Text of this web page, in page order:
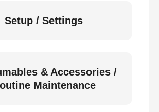
Setup / Settings
& Accessories /
Maintenance